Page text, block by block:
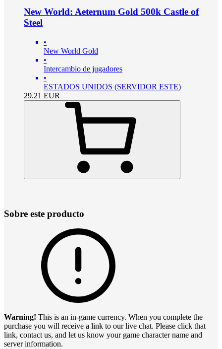
New World: Aeternum Gold 500k Castle of
Steel
•
New World Gold
•
Intercambio de jugadores
•
ESTADOS UNIDOS (SERVIDOR ESTE)
29.21 EUR
Sobre este producto
Warning! This is an in-game currency. When you complete the
purchase you will receive a link to our live chat. Please click that
link, contact us, and let us know your game character name and
server information.